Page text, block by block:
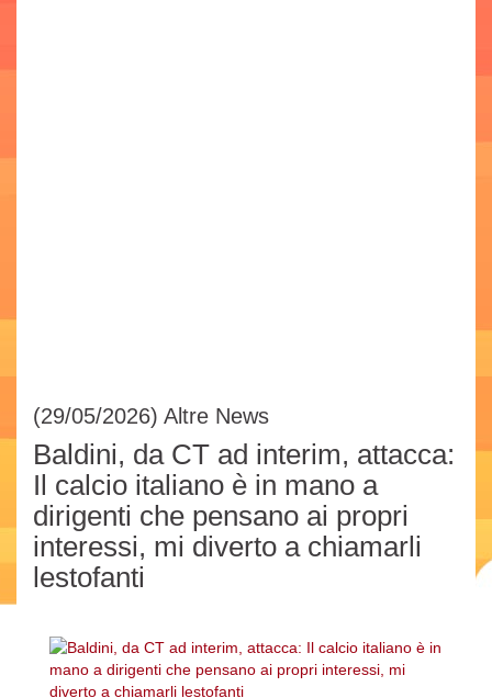
(29/05/2026) Altre News
Baldini, da CT ad interim, attacca:
Il calcio italiano è in mano a
dirigenti che pensano ai propri
interessi, mi diverto a chiamarli
lestofanti